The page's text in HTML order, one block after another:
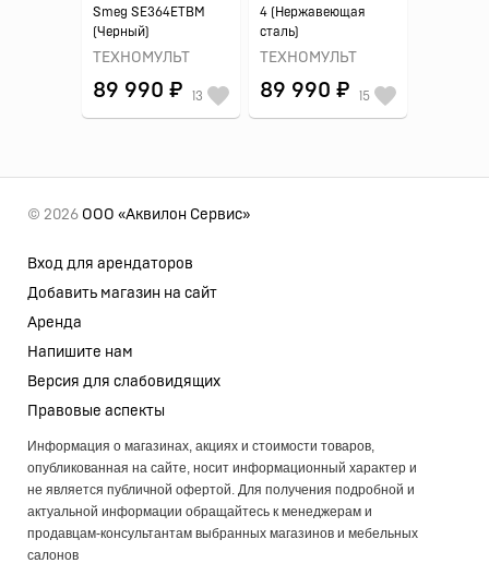
Smeg SE364ETBM
(Черный)
ТЕХНОМУЛЬТ
89 990 ₽ 13
4 (Нержавеющая
сталь)
ТЕХНОМУЛЬТ
89 990 ₽ 15
© 2026 ООО «Аквилон Сервис»
Вход для арендаторов
Добавить магазин на сайт
Аренда
Напишите нам
Версия для слабовидящих
Правовые аспекты
Информация о магазинах, акциях и стоимости товаров,
опубликованная на сайте, носит информационный характер и
не является публичной офертой. Для получения подробной и
актуальной информации обращайтесь к менеджерам и
продавцам-консультантам выбранных магазинов и мебельных
салонов